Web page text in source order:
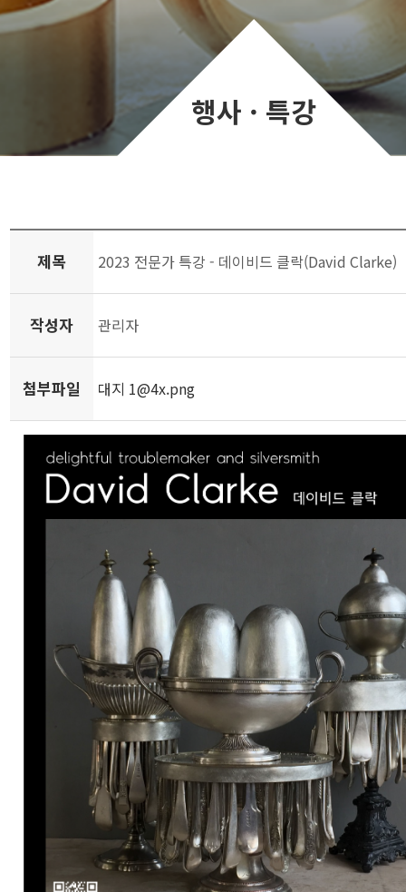
행사 · 특강
제목 2023 전문가 특강 - 데이비드 클락(David Clarke)
작성자 관리자
첨부파일 대지 1@4x.png